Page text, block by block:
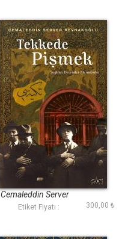
Tekkede Pişmek
Cemaleddin Server
Revnakoğlu
Etiket Fiyatı : 300,00 ₺